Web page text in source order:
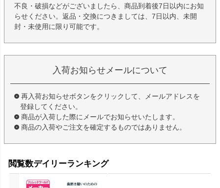
不良・破損などがございましたら、商品到着後7日以内にお知
らせください。返品・交換につきましては、7日以内、未開
封・未使用に限り可能です。
入荷お知らせメールについて
再入荷お知らせボタンをクリックして、メールアドレスを
登録してください。
商品が入荷した際にメールでお知らせいたします。
商品の入荷やご注文を確定するものではありません。
閲覧数デイリーランキング